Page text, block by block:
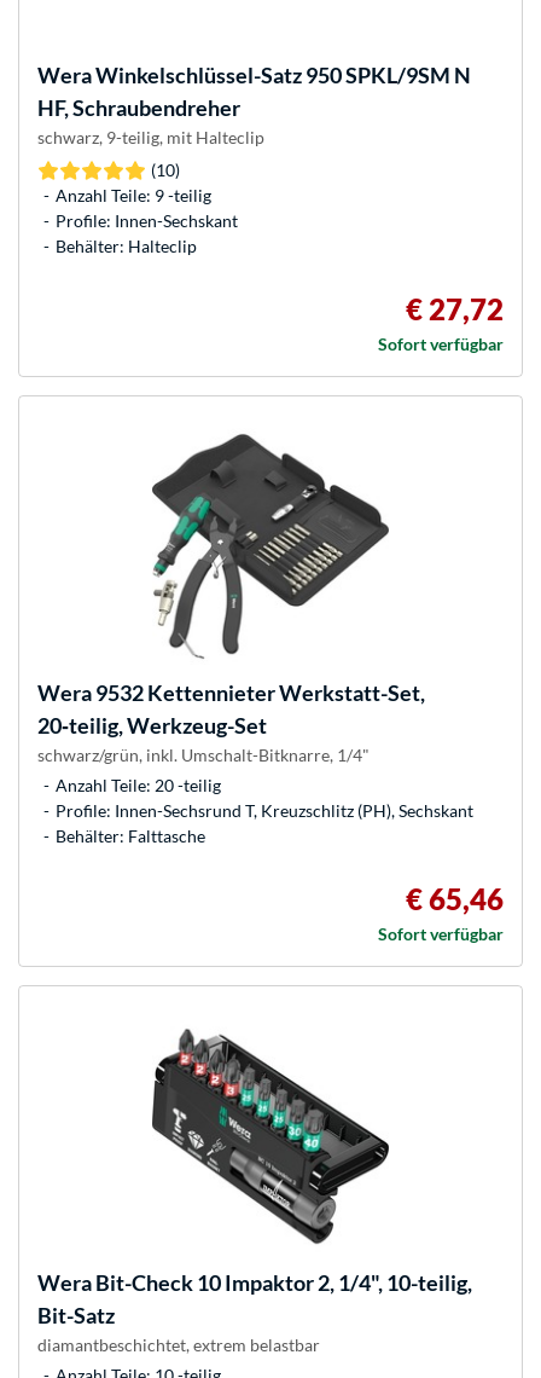
WeraWinkelschlüssel-Satz 950 SPKL/9SM N
HF, Schraubendreher
schwarz, 9-teilig, mit Halteclip
(10)
Anzahl Teile: 9 -teilig
Profile: Innen-Sechskant
Behälter: Halteclip
€ 27,72
Sofort verfügbar
Wera9532 Kettennieter Werkstatt-Set,
20‑teilig, Werkzeug-Set
schwarz/grün, inkl. Umschalt-Bitknarre, 1/4"
Anzahl Teile: 20 -teilig
Profile: Innen-Sechsrund T, Kreuzschlitz (PH), Sechskant
Behälter: Falttasche
€ 65,46
Sofort verfügbar
WeraBit-Check 10 Impaktor 2, 1/4", 10-teilig,
Bit-Satz
diamantbeschichtet, extrem belastbar